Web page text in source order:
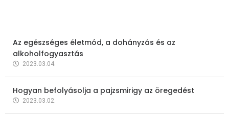
Az egészséges életmód, a dohányzás és az
alkoholfogyasztás
2023.03.04.
Hogyan befolyásolja a pajzsmirigy az öregedést
2023.03.02.